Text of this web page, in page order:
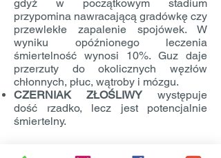
gdyż w początkowym stadium
przypomina nawracającą gradówkę czy
przewlekłe zapalenie spojówek. W
wyniku opóźnionego leczenia
śmiertelność wynosi 10%. Guz daje
przerzuty do okolicznych węzłów
chłonnych, płuc, wątroby i mózgu.
CZERNIAK ZŁOŚLIWY występuje
dość rzadko, lecz jest potencjalnie
śmiertelny.